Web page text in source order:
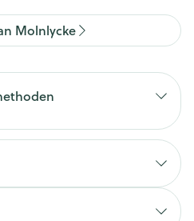
Molnlycke